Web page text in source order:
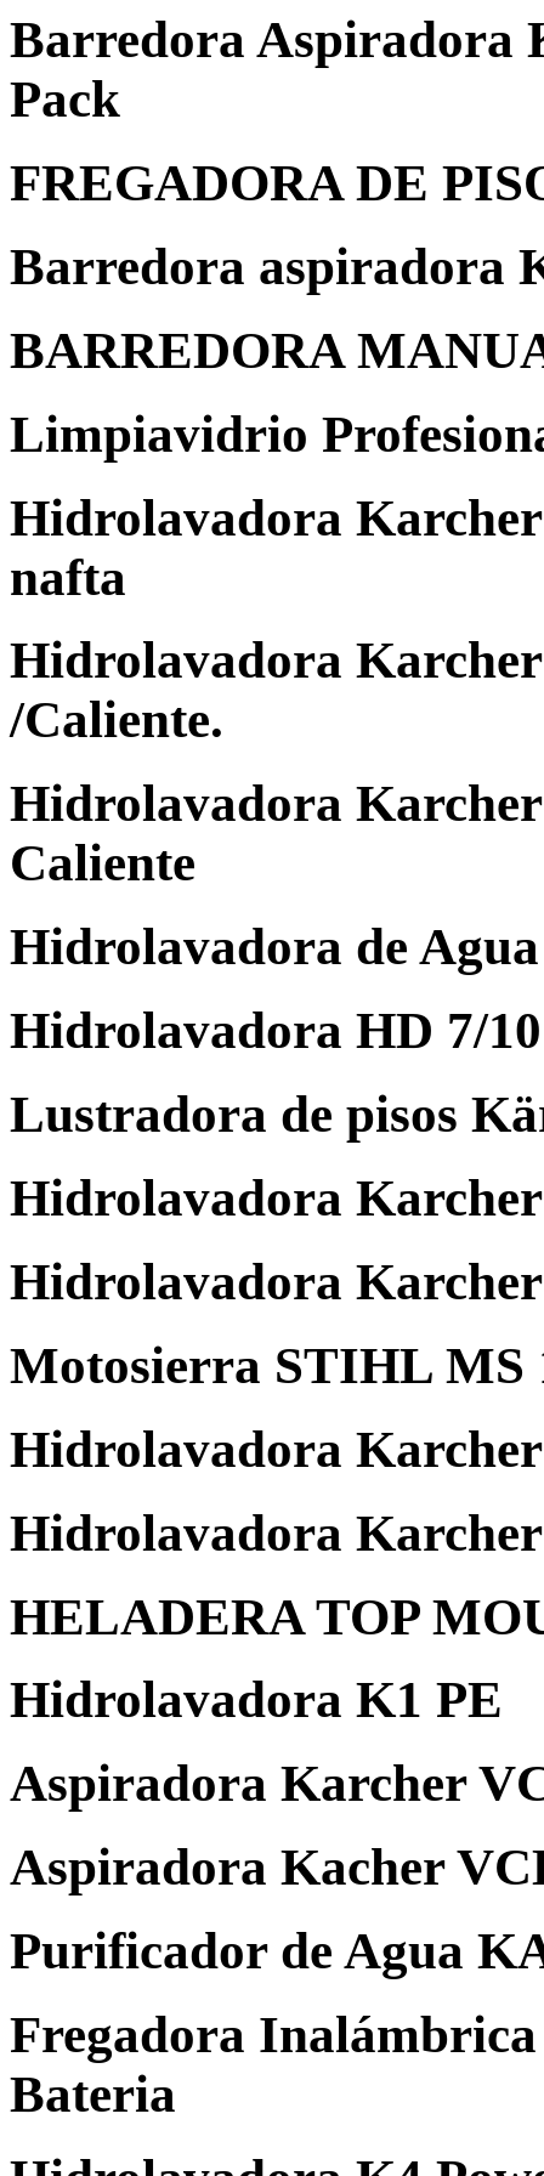
Barredora Aspiradora
Pack
FREGADORA DE
Barredora aspiradora
BARREDORA
Limpiavidrio
Hidrolavadora
nafta
Hidrolavadora
/Caliente.
Hidrolavadora
Caliente
Hidrolavadora de
Hidrolavadora HD 7/
Lustradora de pisos
Hidrolavadora
Hidrolavadora
Motosierra STIHL MS
Hidrolavadora
Hidrolavadora
HELADERA TOP
Hidrolavadora K1 PE
Aspiradora Karcher
Aspiradora Kacher
Purificador de Agua
Fregadora
Bateria